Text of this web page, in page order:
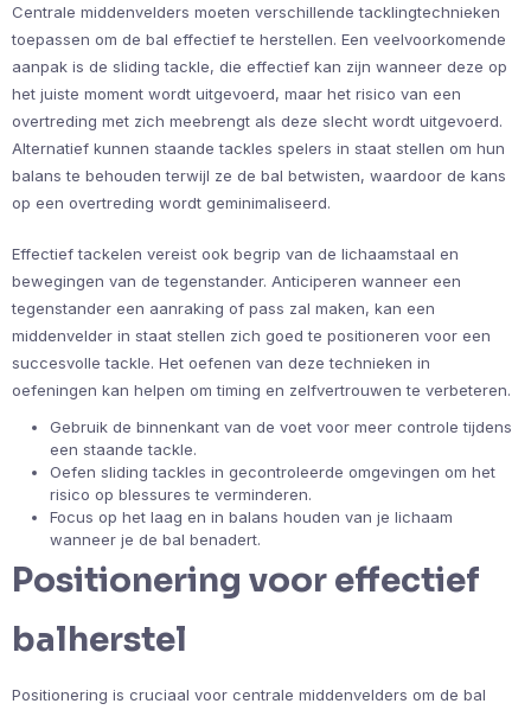
Centrale middenvelders moeten verschillende tacklingtechnieken
toepassen om de bal effectief te herstellen. Een veelvoorkomende
aanpak is de sliding tackle, die effectief kan zijn wanneer deze op
het juiste moment wordt uitgevoerd, maar het risico van een
overtreding met zich meebrengt als deze slecht wordt uitgevoerd.
Alternatief kunnen staande tackles spelers in staat stellen om hun
balans te behouden terwijl ze de bal betwisten, waardoor de kans
op een overtreding wordt geminimaliseerd.
Effectief tackelen vereist ook begrip van de lichaamstaal en
bewegingen van de tegenstander. Anticiperen wanneer een
tegenstander een aanraking of pass zal maken, kan een
middenvelder in staat stellen zich goed te positioneren voor een
succesvolle tackle. Het oefenen van deze technieken in
oefeningen kan helpen om timing en zelfvertrouwen te verbeteren.
Gebruik de binnenkant van de voet voor meer controle tijdens
een staande tackle.
Oefen sliding tackles in gecontroleerde omgevingen om het
risico op blessures te verminderen.
Focus op het laag en in balans houden van je lichaam
wanneer je de bal benadert.
Positionering voor effectief
balherstel
Positionering is cruciaal voor centrale middenvelders om de bal